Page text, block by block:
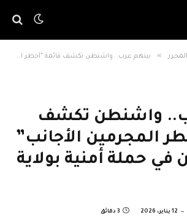
» بينهم عرب.. واشنطن تكشف قائمة “أخطر المجرمين الأجانب” الموقوفين في حملة أمنية بولاية مينيسوتا
واشنطن تكشف
المجرمين الأجانب”
في حملة أمنية بولاية
12 يناير، 2026 3 دقائق